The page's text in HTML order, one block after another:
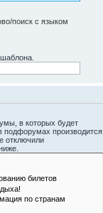
поиск с языком
в которых будет
подфорумах производится
отключили